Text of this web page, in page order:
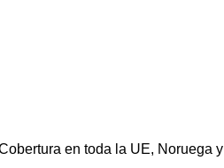
en toda la UE, Noruega y